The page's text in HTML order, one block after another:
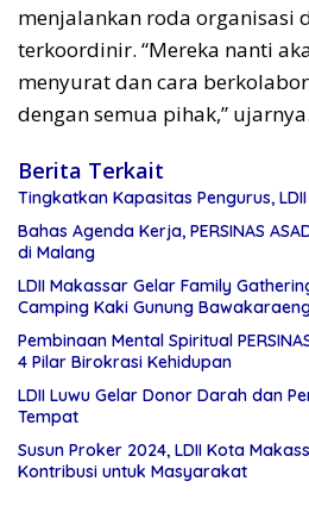
menjalankan roda organisasi
terkoordinir. “Mereka nanti
menyurat dan cara
dengan semua pihak,” ujarnya.
Berita Terkait
Tingkatkan Kapasitas Pengurus,
Bahas Agenda Kerja, PERSINAS
di Malang
LDII Makassar Gelar Family
Camping Kaki Gunung
Pembinaan Mental Spiritual
4 Pilar Birokrasi Kehidupan
LDII Luwu Gelar Donor Darah dan
Tempat
Susun Proker 2024, LDII Kota
Kontribusi untuk Masyarakat